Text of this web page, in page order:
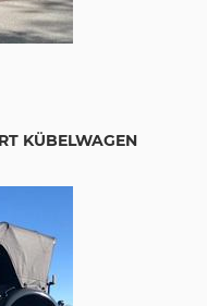
KÜBELWAGEN